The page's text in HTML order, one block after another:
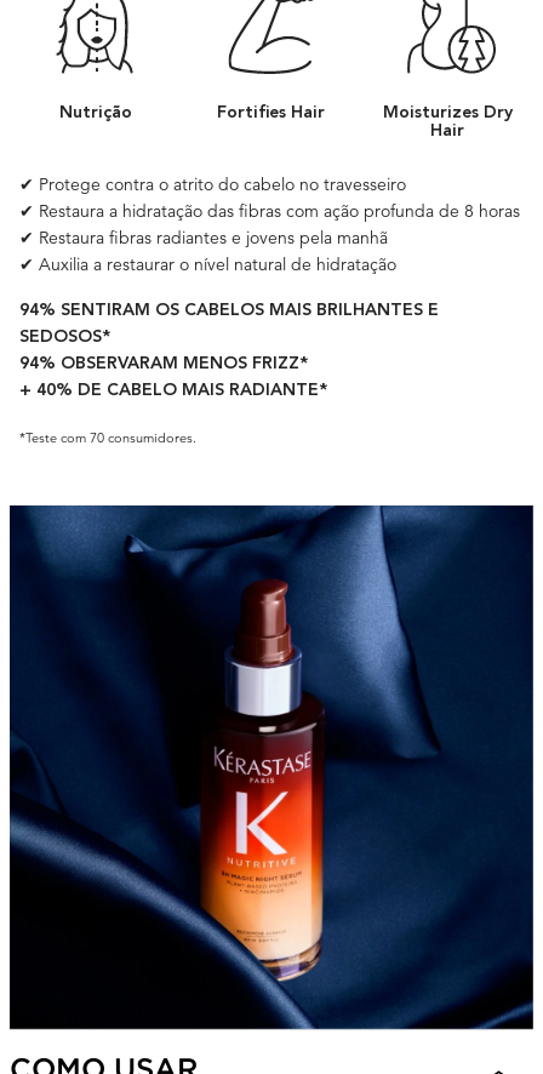
Nutrição Fortifies Hair
Moisturizes Dry
Hair
✔ Protege contra o atrito do cabelo no travesseiro
✔ Restaura a hidratação das fibras com ação profunda de 8 horas
✔ Restaura fibras radiantes e jovens pela manhã
✔ Auxilia a restaurar o nível natural de hidratação
94% SENTIRAM OS CABELOS MAIS BRILHANTES E
SEDOSOS*
94% OBSERVARAM MENOS FRIZZ*
+ 40% DE CABELO MAIS RADIANTE*
*Teste com 70 consumidores.